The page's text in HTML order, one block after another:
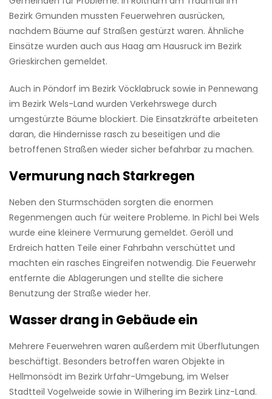
Bezirk Gmunden mussten Feuerwehren ausrücken,
nachdem Bäume auf Straßen gestürzt waren. Ähnliche
Einsätze wurden auch aus Haag am Hausruck im Bezirk
Grieskirchen gemeldet.
Auch in Pöndorf im Bezirk Vöcklabruck sowie in Pennewang
im Bezirk Wels-Land wurden Verkehrswege durch
umgestürzte Bäume blockiert. Die Einsatzkräfte arbeiteten
daran, die Hindernisse rasch zu beseitigen und die
betroffenen Straßen wieder sicher befahrbar zu machen.
Vermurung nach Starkregen
Neben den Sturmschäden sorgten die enormen
Regenmengen auch für weitere Probleme. In Pichl bei Wels
wurde eine kleinere Vermurung gemeldet. Geröll und
Erdreich hatten Teile einer Fahrbahn verschüttet und
machten ein rasches Eingreifen notwendig. Die Feuerwehr
entfernte die Ablagerungen und stellte die sichere
Benutzung der Straße wieder her.
Wasser drang in Gebäude ein
Mehrere Feuerwehren waren außerdem mit Überflutungen
beschäftigt. Besonders betroffen waren Objekte in
Hellmonsödt im Bezirk Urfahr-Umgebung, im Welser
Stadtteil Vogelweide sowie in Wilhering im Bezirk Linz-Land.